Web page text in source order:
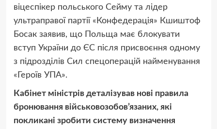
віцеспікер польського Сейму та лідер
ультраправої партії «Конфедерація» Кшиштоф
Босак заявив, що Польща має блокувати
вступ України до ЄС після присвоєння одному
з підрозділів Сил спецоперацій найменування
«Героїв УПА».
Кабінет міністрів деталізував нові правила
бронювання військовозобов’язаних, які
покликані зробити систему визначення